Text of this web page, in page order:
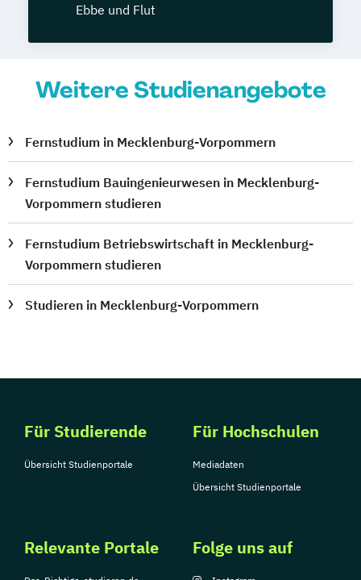
Ebbe und Flut
Weitere Studienangebote
Fernstudium in Mecklenburg-Vorpommern
Fernstudium Bauingenieurwesen in Mecklenburg-
Vorpommern studieren
Fernstudium Betriebswirtschaft in Mecklenburg-
Vorpommern studieren
Studieren in Mecklenburg-Vorpommern
Für Studierende
Übersicht Studienportale
Für Hochschulen
Mediadaten
Übersicht Studienportale
Relevante Portale Folge uns auf